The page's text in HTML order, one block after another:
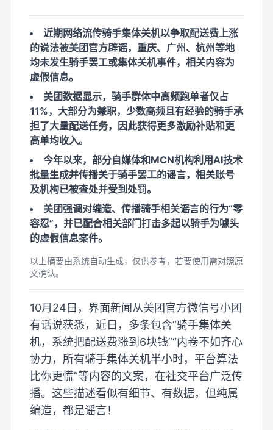
近期网络流传骑手集体关机以争取配送费上涨
的说法被美团官方辟谣，重庆、广州、杭州等地
均未发生骑手罢工或集体关机事件，相关内容为
虚假信息。
美团数据显示，骑手群体中高频跑单者仅占
11%，大部分为兼职，少数高频且有经验的骑手承
担了大量配送任务，因此获得更多激励补贴和更
高单均收入。
今年以来，部分自媒体和MCN机构利用AI技术
批量生成并传播关于骑手罢工的谣言，相关账号
及机构已被查处并受到处罚。
美团强调对编造、传播骑手相关谣言的行为“零
容忍”，并已配合相关部门打击多起以骑手为噱头
的虚假信息案件。
以上摘要由系统自动生成，仅供参考，若要使用需对照原
文确认。
10月24日，界面新闻从美团官方微信号小团
有话说获悉，近日，多条包含“骑手集体关
机，系统把配送费涨到6块钱”“内卷不如齐心
协力，所有骑手集体关机半小时，平台算法
比你更慌”等内容的文案，在社交平台广泛传
播。这些描述看似有细节、有数据，但纯属
编造，都是谣言！